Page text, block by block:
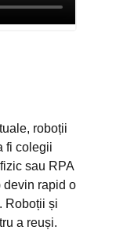
roboții
fi colegii
sau RPA
devin rapid o
Roboții și
a reuși.